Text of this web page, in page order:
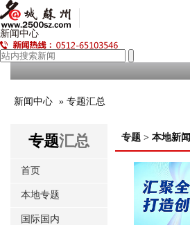
新闻中心
新闻中心 » 专题汇总
专题汇总
首页
本地专题
国际国内
专题 > 本地新闻